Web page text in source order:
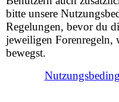
bitte unsere
Regelungen, bevor du
jeweiligen Forenregeln,
bewegst.